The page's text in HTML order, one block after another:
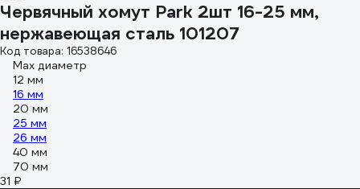
Червячный хомут Park 2шт 16-25 мм,
нержавеющая сталь 101207
Код товара: 16538646
Max диаметр
12 мм
16 мм
20 мм
25 мм
26 мм
40 мм
70 мм
31 ₽